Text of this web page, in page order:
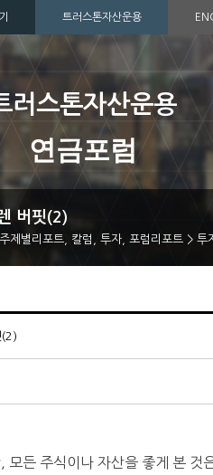
트러스톤자산운용
러스톤자산운용
연금포럼
버핏(2)
주제별리포트 칼럼 투자 포럼리포트 > 투
(2)
모든 주식이나 자산을 좋게 본 것